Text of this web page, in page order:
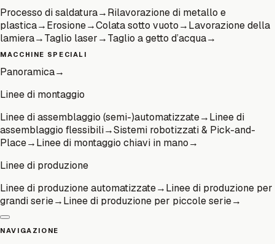
Processo di saldatura→Rilavorazione di metallo e
plastica→Erosione→Colata sotto vuoto→Lavorazione della
lamiera→Taglio laser→Taglio a getto d’acqua→
MACCHINE SPECIALI
Panoramica→
Linee di montaggio
Linee di assemblaggio (semi-)automatizzate→Linee di
assemblaggio flessibili→Sistemi robotizzati & Pick-and-
Place→Linee di montaggio chiavi in mano→
Linee di produzione
Linee di produzione automatizzate→Linee di produzione per
grandi serie→Linee di produzione per piccole serie→
NAVIGAZIONE